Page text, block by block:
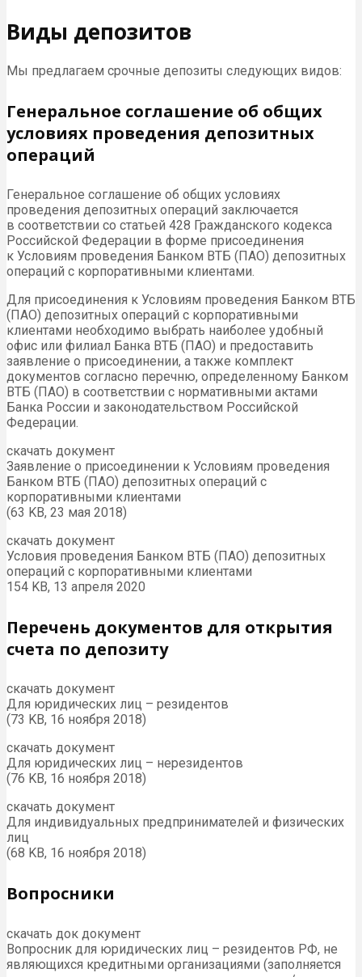
Виды депозитов
Мы предлагаем срочные депозиты следующих видов:
Генеральное соглашение об общих
условиях проведения депозитных
операций
Генеральное соглашение об общих условиях
проведения депозитных операций заключается
в соответствии со статьей 428 Гражданского кодекса
Российской Федерации в форме присоединения
к Условиям проведения Банком ВТБ (ПАО) депозитных
операций с корпоративными клиентами.
Для присоединения к Условиям проведения Банком ВТБ
(ПАО) депозитных операций с корпоративными
клиентами необходимо выбрать наиболее удобный
офис или филиал Банка ВТБ (ПАО) и предоставить
заявление о присоединении, а также комплект
документов согласно перечню, определенному Банком
ВТБ (ПАО) в соответствии с нормативными актами
Банка России и законодательством Российской
Федерации.
скачать документ
Заявление о присоединении к Условиям проведения
Банком ВТБ (ПАО) депозитных операций с
корпоративными клиентами
(63 KB, 23 мая 2018)
скачать документ
Условия проведения Банком ВТБ (ПАО) депозитных
операций с корпоративными клиентами
154 KB, 13 апреля 2020
Перечень документов для открытия
счета по депозиту
скачать документ
Для юридических лиц – резидентов
(73 KB, 16 ноября 2018)
скачать документ
Для юридических лиц – нерезидентов
(76 KB, 16 ноября 2018)
скачать документ
Для индивидуальных предпринимателей и физических
лиц
(68 KB, 16 ноября 2018)
Вопросники
скачать док документ
Вопросник для юридических лиц – резидентов РФ, не
являющихся кредитными организациями (заполняется